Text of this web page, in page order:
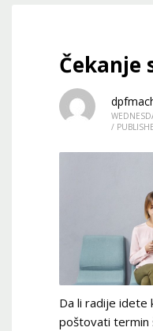
Čekanje
/
Da li radije
poštovati termin